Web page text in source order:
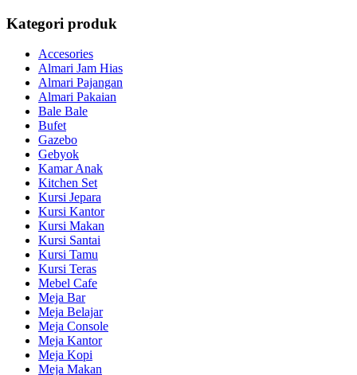
Kategori produk
Accesories
Almari Jam Hias
Almari Pajangan
Almari Pakaian
Bale Bale
Bufet
Gazebo
Gebyok
Kamar Anak
Kitchen Set
Kursi Jepara
Kursi Kantor
Kursi Makan
Kursi Santai
Kursi Tamu
Kursi Teras
Mebel Cafe
Meja Bar
Meja Belajar
Meja Console
Meja Kantor
Meja Kopi
Meja Makan